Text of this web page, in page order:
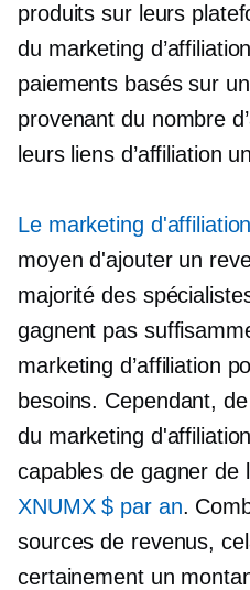
produits sur leurs
du marketing
paiements basés sur
provenant du nombre
leurs liens d’affiliation
Le marketing d'affiliation
moyen d'ajouter un
majorité des
gagnent pas
marketing d’affiliation
besoins. Cependant,
du marketing
capables de gagner de
XNUMX $ par an.
sources de revenus,
certainement un